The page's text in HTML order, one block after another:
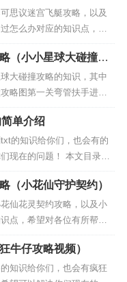
逃跑吧少年怎么邀请好友一
本怎么组队没有十号 逃跑
思议迷宫飞艇攻略，以及
怎么办对应的知识点，希
忘了收藏本站喔。 本文目
守护者飞艇怎么打 2、不思
哪些? 3、不思议迷宫飞艇
虫飞艇获得方法介绍 5、不
（小小星球大碰撞攻
）
大碰撞攻略的知识，其中
略图第一关弯管扶手进行
现在面临的问题，别忘了
本文目录一览： 1、小小
文攻略 2、小小星球大碰撞
详解怎么玩 3、小小星球
单介绍
的知识给你们，也会有的
现在的问题！ 本文目录一
略计划》txt下载在线阅读
2、hp全员攻略计划为什
女神攻略计划》txt下载在
云资源 4、《老牛与嫩草...
（小花仙守护契约）
仙花灵契约攻略，以及小
点，希望对各位有所帮
。 本文目录一览： 1、小
、小花仙恶灵纪念版怎么获
中契约精灵如何搭配出曼珠
牛仔攻略视频）
知识给你们，也会有疯狂